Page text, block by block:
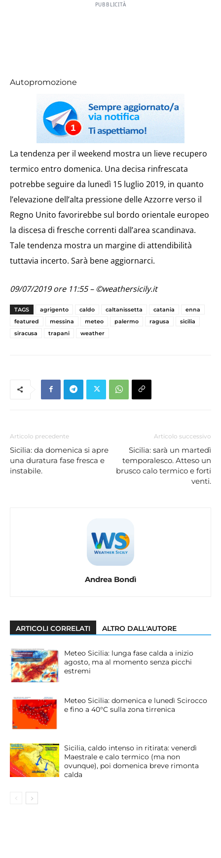
PUBBLICITÀ
Autopromozione
La tendenza per il weekend mostra un lieve recupero
termico entro domenica. Una decisa rinfrescata
potrebbe seguire da lunedì 15 luglio 2019, in quanto
l’elevazione dell’alta pressione delle Azzorre verso il
Regno Unito favorirebbe sul bordo orientale europeo
la discesa di fresche correnti dall’area scandinava.
Tale tendenza mostra un margine di attendibilità
tuttavia incerto. Sarà bene aggiornarci.
09/07/2019 ore 11:55 – ©weathersicily.it
TAGS agrigento caldo caltanissetta catania
enna
featured
messina meteo palermo ragusa
sicilia
siracusa
trapani weather
Articolo precedente
Sicilia: da domenica si apre
una duratura fase fresca e
instabile.
Articolo successivo
Sicilia: sarà un martedì
temporalesco. Atteso un
brusco calo termico e forti
venti.
Andrea Bondì
ARTICOLI CORRELATI ALTRO DALL'AUTORE
Meteo Sicilia: lunga fase calda a inizio
agosto, ma al momento senza picchi
estremi
Meteo Sicilia: domenica e lunedì Scirocco
e fino a 40°C sulla zona tirrenica
Sicilia, caldo intenso in ritirata: venerdì
Maestrale e calo termico (ma non
ovunque), poi domenica breve rimonta
calda